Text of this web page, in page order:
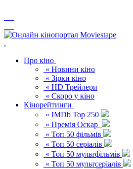
,
Про кіно
« Новини кіно
« Зірки кіно
« HD Трейлери
« Скоро у кіно
Кінорейтинги
« IMDb Top 250
« Премія Оскар
« Топ 50 фільмів
« Топ 50 серіалів
« Топ 50 мультфільмів
« Топ 50 мультсеріалів